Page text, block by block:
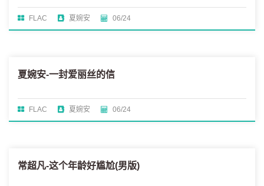
FLAC 夏婉安 06/24
夏婉安-一封爱丽丝的信
FLAC 夏婉安 06/24
常超凡-这个年龄好尴尬(男版)